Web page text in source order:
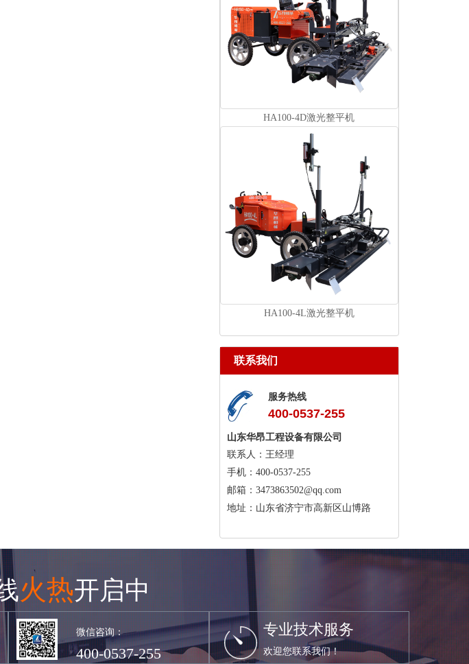
HA100-4D激光整平机
HA100-4L激光整平机
联系我们
服务热线
400-0537-255
山东华昂工程设备有限公司
联系人：王经理
手机：400-0537-255
邮箱：3473863502@qq.com
地址：山东省济宁市高新区山博路
火热开启中
微信咨询：
400-0537-255
专业技术服务
欢迎您联系我们！